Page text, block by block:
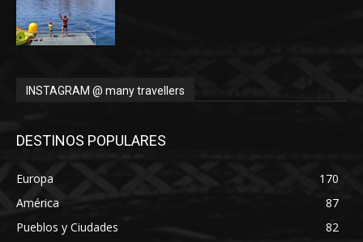
INSTAGRAM @ many travellers
DESTINOS POPULARES
Europa
170
América
87
Pueblos y Ciudades
82